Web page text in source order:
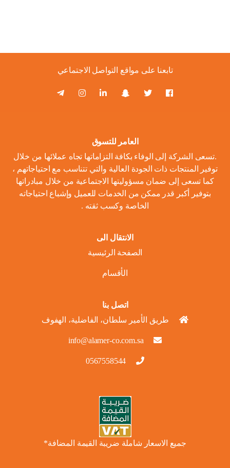
تابعنا على مواقع التواصل الاجتماعي
العامر للتسوق
.تسعى الشركة إلى الوفاء بكافة التزاماتها تجاه عملائها من خلال
توفير المنتجات ذات الجودة العالية والتي تتناسب مع احتياجاتهم ،
كما تسعى إلى ضمان مسؤوليتها الاجتماعية من خلال مبادراتها
بتوفير أكبر قدر ممكن من الخدمات للعميل وإشباع احتياجاته
الخاصة وكسب ثقته .
الانتقال الى
الصفحة الرئيسية
الأقسام
اتصل بنا
طريق الأمير سلطان، الفاضلية، الهفوف
info@alamer-co.com.sa
0567558544
جميع الاسعار شاملة ضريبة القيمة المضافة*